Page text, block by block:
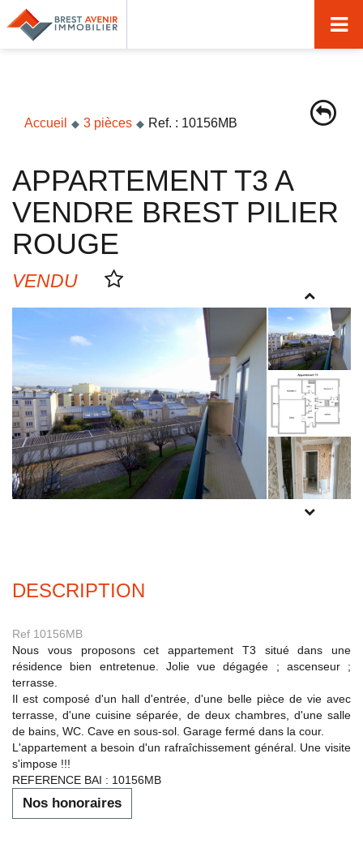
Accueil
Nos agences
Nos métiers
Syndic de copropriété
Transactions immobilières
Experts locaux
Nous contacter
02 98 44 56 58
Gestion Locative
02 98 80 49 38
Syndic
Mon compte
Accueil 3 pièces Ref. : 10156MB
APPARTEMENT T3 A
VENDRE BREST PILIER
ROUGE
VENDU
POUR PLUS
DESCRIPTION
Ref 10156MB
Nous vous proposons cet appartement T3 situé dans une
résidence bien entretenue. Jolie vue dégagée ; ascenseur ;
terrasse.
Il est composé d'un hall d'entrée, d'une belle pièce de vie avec
terrasse, d'une cuisine séparée, de deux chambres, d'une salle
de bains, WC. Cave en sous-sol. Garage fermé dans la cour.
L'appartement a besoin d'un rafraîchissement général. Une visite
s'impose !!!
REFERENCE BAI : 10156MB
Nos honoraires